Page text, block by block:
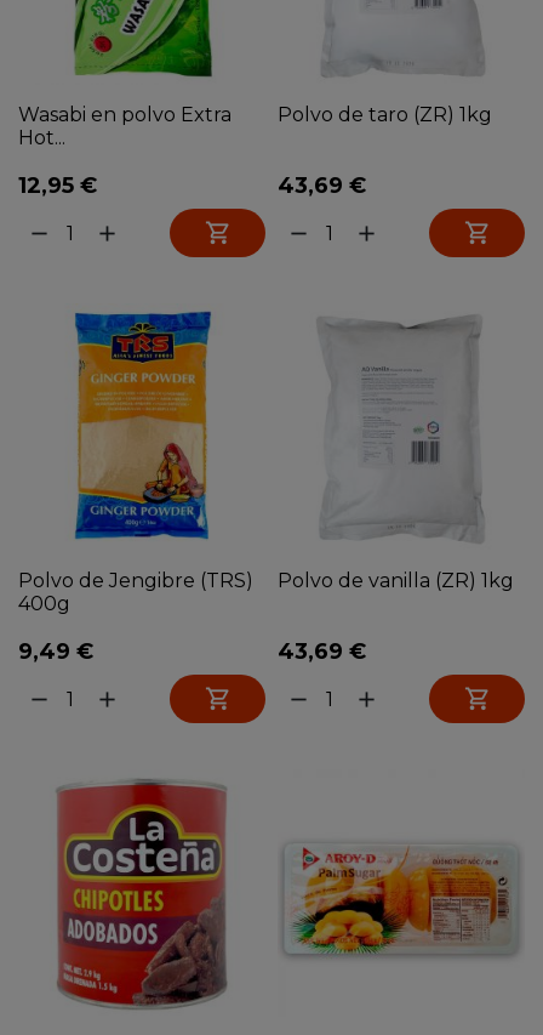
Wasabi en polvo Extra
Hot...
12,95 €
remove add 
Polvo de taro (ZR) 1kg
43,69 €
remove add 
Polvo de Jengibre (TRS)
400g
9,49 €
remove add 
Polvo de vanilla (ZR) 1kg
43,69 €
remove add 